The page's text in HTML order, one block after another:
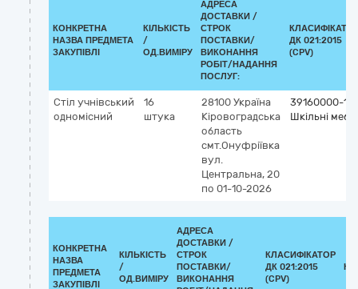
КОНКРЕТНА
НАЗВА ПРЕДМЕТА
ЗАКУПІВЛІ
КІЛЬКІСТЬ
/
ОД.ВИМІРУ
АДРЕСА
ДОСТАВКИ /
СТРОК
ПОСТАВКИ/
ВИКОНАННЯ
РОБІТ/НАДАННЯ
ПОСЛУГ:
ДК 021:2015
(CPV)
Стіл учнівський
одномісний
16
штука
28100 Україна
Кіровоградська
область
смт.Онуфріївка
вул.
Центральна, 20
по 01-10-2026
39160000-1
Шкільні меблі
КОНКРЕТНА
НАЗВА
ПРЕДМЕТА
ЗАКУПІВЛІ
КІЛЬКІСТЬ
/
ОД.ВИМІРУ
АДРЕСА
ДОСТАВКИ /
СТРОК
ПОСТАВКИ/
ВИКОНАННЯ
КЛАСИФІКАТОР
ДК 021:2015
(CPV)